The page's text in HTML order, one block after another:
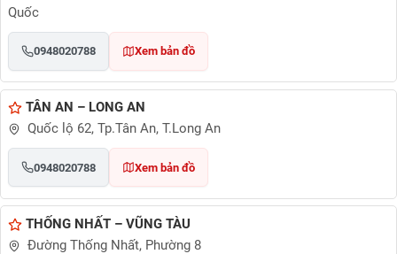
Quốc
0948020788 Xem bản đồ
TÂN AN – LONG AN
Quốc lộ 62, Tp.Tân An, T.Long An
0948020788 Xem bản đồ
THỐNG NHẤT – VŨNG TÀU
Đường Thống Nhất, Phường 8